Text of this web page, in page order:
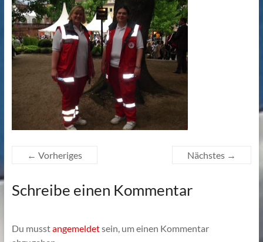
← Vorheriges Nächstes →
Schreibe einen Kommentar
Du musstangemeldetsein, um einen Kommentar